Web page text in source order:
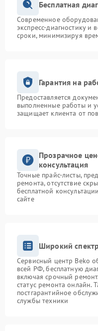
Бесплатная
Современное
экспресс-диагностику и
сроки, минимизируя
Гарантия на
Предоставляется
выполненные работы и
защищает клиента от
Прозрачное
консультация
Точные прайс-листы,
ремонта, отсутствие
бесплатной
сайте
Широкий
Сервисный центр Beko
всей РФ, бесплатную
включая срочный
статус ремонта онлайн.
постгарантийное
службы техники